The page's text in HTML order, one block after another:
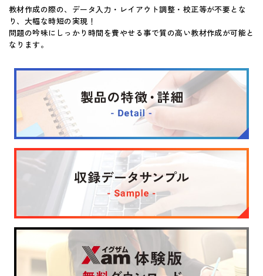
体験版・製品資料について
購入後のサポートについて
お問い合せ
マイページ
教材作成の際の、データ入力・レイアウト調整・校正等が不要とな
り、大幅な時短の実現！
問題の吟味にしっかり時間を費やせる事で質の高い教材作成が可能と
なります。